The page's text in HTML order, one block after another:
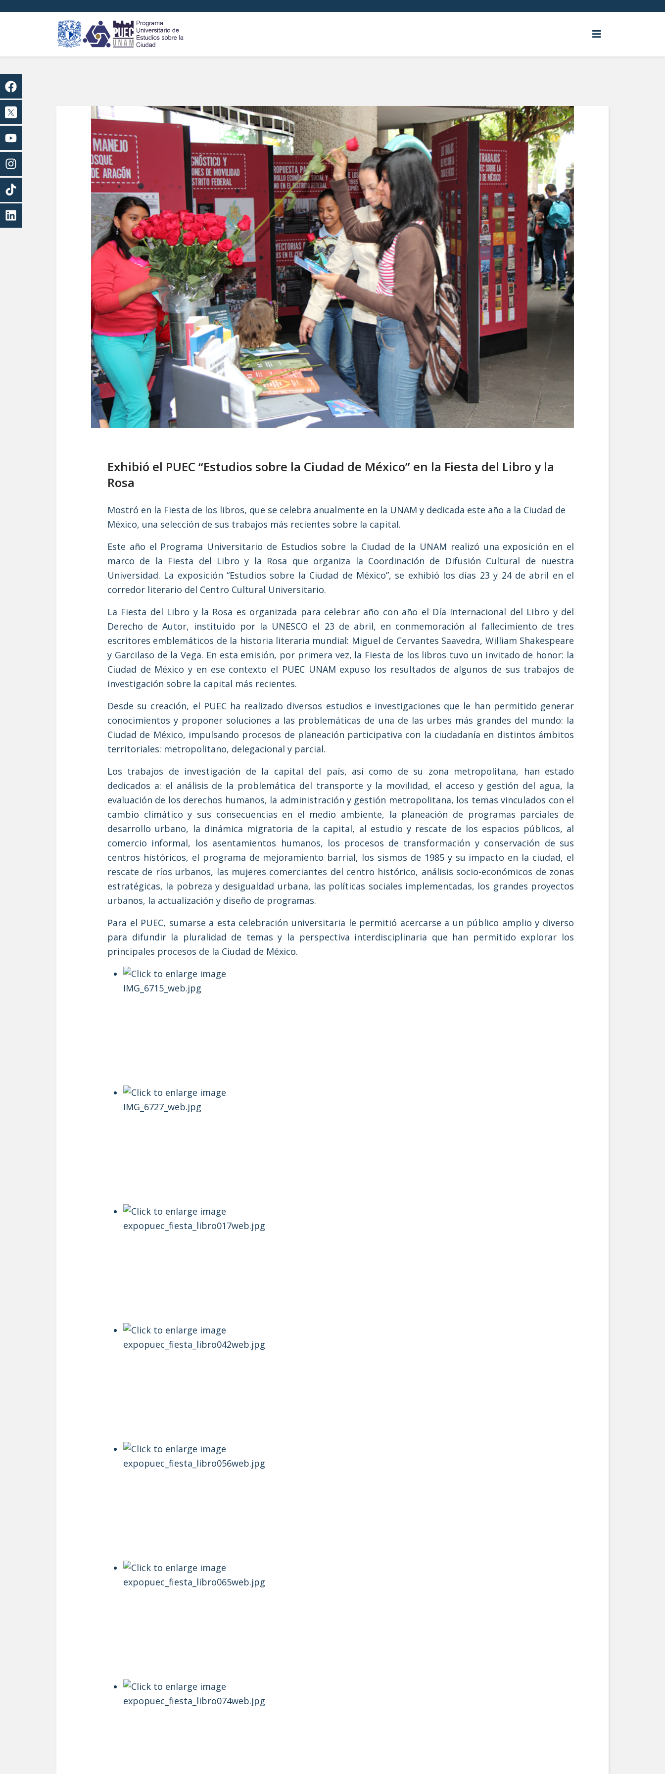
Exhibió el PUEC “Estudios sobre la Ciudad de México” en la Fiesta del Libro y la
Rosa
Mostró en la Fiesta de los libros, que se celebra anualmente en la UNAM y dedicada este año a la Ciudad de
México, una selección de sus trabajos más recientes sobre la capital.
Este año el Programa Universitario de Estudios sobre la Ciudad de la UNAM realizó una exposición en el
marco de la Fiesta del Libro y la Rosa que organiza la Coordinación de Difusión Cultural de nuestra
Universidad. La exposición “Estudios sobre la Ciudad de México”, se exhibió los días 23 y 24 de abril en el
corredor literario del Centro Cultural Universitario.
La Fiesta del Libro y la Rosa es organizada para celebrar año con año el Día Internacional del Libro y del
Derecho de Autor, instituido por la UNESCO el 23 de abril, en conmemoración al fallecimiento de tres
escritores emblemáticos de la historia literaria mundial: Miguel de Cervantes Saavedra, William Shakespeare
y Garcilaso de la Vega. En esta emisión, por primera vez, la Fiesta de los libros tuvo un invitado de honor: la
Ciudad de México y en ese contexto el PUEC UNAM expuso los resultados de algunos de sus trabajos de
investigación sobre la capital más recientes.
Desde su creación, el PUEC ha realizado diversos estudios e investigaciones que le han permitido generar
conocimientos y proponer soluciones a las problemáticas de una de las urbes más grandes del mundo: la
Ciudad de México, impulsando procesos de planeación participativa con la ciudadanía en distintos ámbitos
territoriales: metropolitano, delegacional y parcial.
Los trabajos de investigación de la capital del país, así como de su zona metropolitana, han estado
dedicados a: el análisis de la problemática del transporte y la movilidad, el acceso y gestión del agua, la
evaluación de los derechos humanos, la administración y gestión metropolitana, los temas vinculados con el
cambio climático y sus consecuencias en el medio ambiente, la planeación de programas parciales de
desarrollo urbano, la dinámica migratoria de la capital, al estudio y rescate de los espacios públicos, al
comercio informal, los asentamientos humanos, los procesos de transformación y conservación de sus
centros históricos, el programa de mejoramiento barrial, los sismos de 1985 y su impacto en la ciudad, el
rescate de ríos urbanos, las mujeres comerciantes del centro histórico, análisis socio-económicos de zonas
estratégicas, la pobreza y desigualdad urbana, las políticas sociales implementadas, los grandes proyectos
urbanos, la actualización y diseño de programas.
Para el PUEC, sumarse a esta celebración universitaria le permitió acercarse a un público amplio y diverso
para difundir la pluralidad de temas y la perspectiva interdisciplinaria que han permitido explorar los
principales procesos de la Ciudad de México.